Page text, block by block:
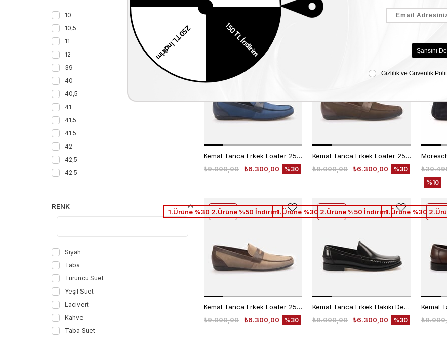
10
10,5
11
12
39
40
40,5
41
41,5
41.5
42
42,5
42.5
46
5
6
6,5
7
7,5
7.5
RENK
Siyah
Taba
Turuncu Süet
Yeşil Süet
Lacivert
Kahve
Taba Süet
₺10.815,00
₺9.000,00 %30
Kemal Tanca Erkek Loafer 255-1
₺6.300,00
₺9.000,00 %30
1.Ürüne %30 2.Ürüne %50 İndirim
Kemal Tanca Erkek Loafer 255-1
₺6.300,00
₺9.000,00 %30
%10
Kemal Tanca Erkek Loafer 255-1
₺6.300,00
₺9.000,00 %30
1.Ürüne %30 2.Ürüne %50 İndirim
Kemal Tanca Erkek Hakiki Deri Microlight Taban Siyah Loafer Konforlu Ayakkabı
₺6.300,00
₺9.000,00 %30
1.Ürüne %30 2.Ürüne %50 İndirim1.Ürüne %30